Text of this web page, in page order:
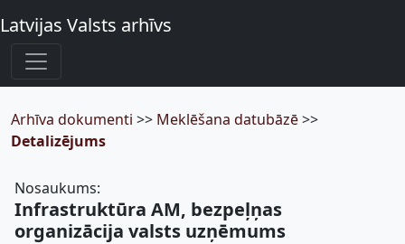
Latvijas Valsts arhīvs
Arhīva dokumenti >> Meklēšana datubāzē>>
Detalizējums
Nosaukums:
Infrastruktūra AM, bezpeļņas
organizācija valsts uzņēmums